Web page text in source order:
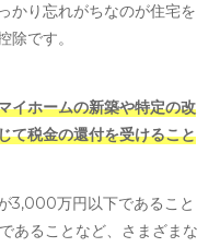
かり忘れがちなのが住宅を
です。
イホームの新築や特定の改
て税金の還付を受けること
3,000万円以下であること
あることなど、さまざまな